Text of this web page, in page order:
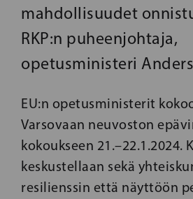
mahdollisuudet
RKP:n puheenjohtaja,
opetusministeri
EU:n opetusministerit
Varsovaan neuvoston
kokoukseen 21.–22.1.2024.
keskustellaan sekä
resilienssin että näyttöön